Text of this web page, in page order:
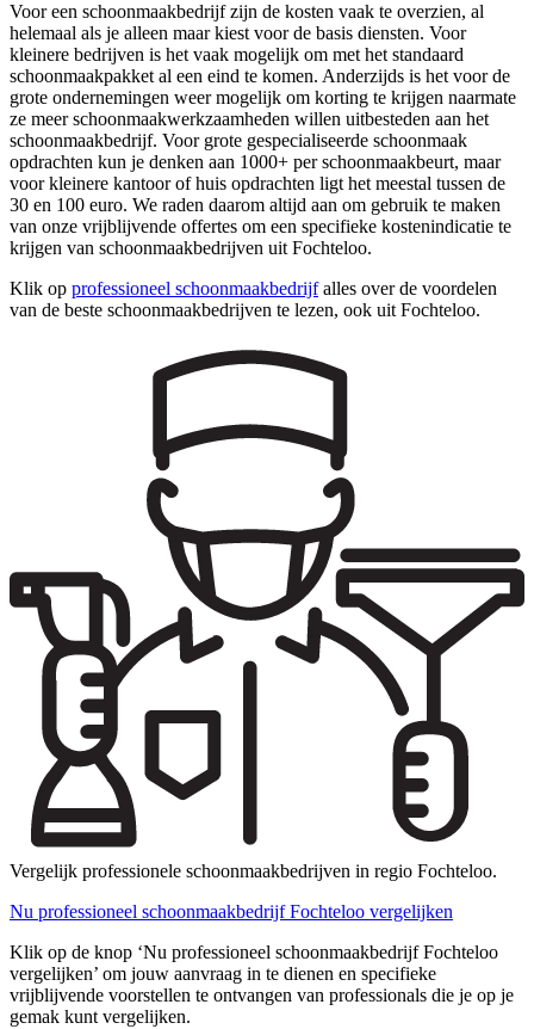
Voor een schoonmaakbedrijf zijn de kosten vaak te overzien, al
helemaal als je alleen maar kiest voor de basis diensten. Voor
kleinere bedrijven is het vaak mogelijk om met het standaard
schoonmaakpakket al een eind te komen. Anderzijds is het voor de
grote ondernemingen weer mogelijk om korting te krijgen naarmate
ze meer schoonmaakwerkzaamheden willen uitbesteden aan het
schoonmaakbedrijf. Voor grote gespecialiseerde schoonmaak
opdrachten kun je denken aan 1000+ per schoonmaakbeurt, maar
voor kleinere kantoor of huis opdrachten ligt het meestal tussen de
30 en 100 euro. We raden daarom altijd aan om gebruik te maken
van onze vrijblijvende offertes om een specifieke kostenindicatie te
krijgen van schoonmaakbedrijven uit Fochteloo.
Klik op professioneel schoonmaakbedrijfalles over de voordelen
van de beste schoonmaakbedrijven te lezen, ook uit Fochteloo.
Vergelijk professionele schoonmaakbedrijven in regio Fochteloo.
Nu professioneel schoonmaakbedrijf Fochteloo vergelijken
Klik op de knop ‘Nu professioneel schoonmaakbedrijf Fochteloo
vergelijken’ om jouw aanvraag in te dienen en specifieke
vrijblijvende voorstellen te ontvangen van professionals die je op je
gemak kunt vergelijken.